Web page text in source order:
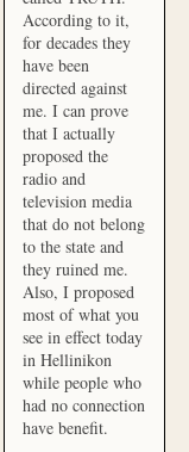
According to it,
for decades they
have been
directed against
me. I can prove
that I actually
proposed the
radio and
television media
that do not belong
to the state and
they ruined me.
Also, I proposed
most of what you
see in effect today
in Hellinikon
while people who
had no connection
have benefit.